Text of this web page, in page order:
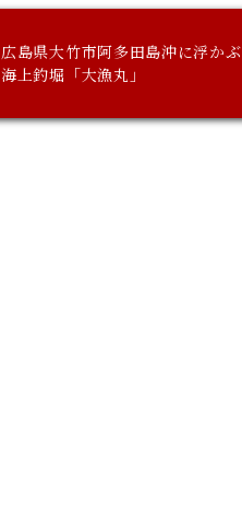
広島県大竹市阿多田島沖に浮かぶ
海上釣堀「大漁丸」